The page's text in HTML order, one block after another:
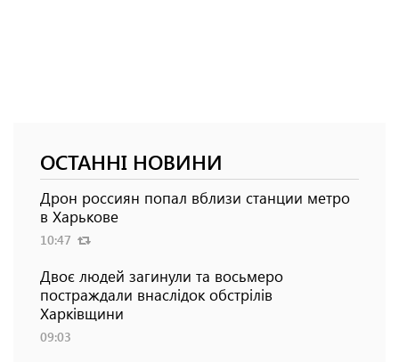
ОСТАННІ НОВИНИ
Дрон россиян попал вблизи станции метро
в Харькове
10:47
Двоє людей загинули та восьмеро
постраждали внаслідок обстрілів
Харківщини
09:03